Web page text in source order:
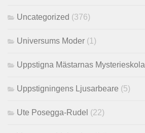
Uncategorized (376)
Universums Moder (1)
Uppstigna Mästarnas Mysterieskola
Uppstigningens Ljusarbeare (5)
Ute Posegga-Rudel (22)